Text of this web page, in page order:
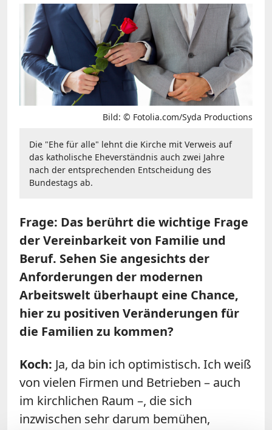
Bild: © Fotolia.com/Syda Productions
Die "Ehe für alle" lehnt die Kirche mit Verweis auf
das katholische Eheverständnis auch zwei Jahre
nach der entsprechenden Entscheidung des
Bundestags ab.
Frage: Das berührt die wichtige Frage
der Vereinbarkeit von Familie und
Beruf. Sehen Sie angesichts der
Anforderungen der modernen
Arbeitswelt überhaupt eine Chance,
hier zu positiven Veränderungen für
die Familien zu kommen?
Koch: Ja, da bin ich optimistisch. Ich weiß
von vielen Firmen und Betrieben – auch
im kirchlichen Raum –, die sich
inzwischen sehr darum bemühen,